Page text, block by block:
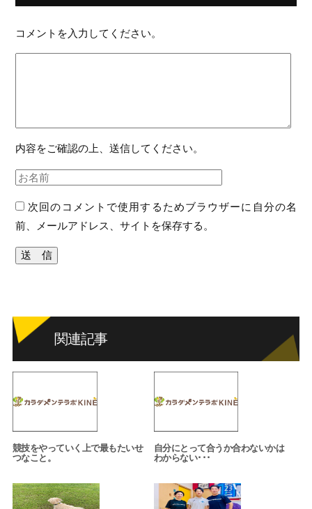
コメントを入力してください。
内容をご確認の上、送信してください。
次回のコメントで使用するためブラウザーに自分の名
前、メールアドレス、サイトを保存する。
関連記事
競技をやっていく上で最もたいせ
つなこと。
自分にとって合うか合わないかは
わからない･･･